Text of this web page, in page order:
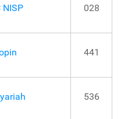
NISP 028
441
536